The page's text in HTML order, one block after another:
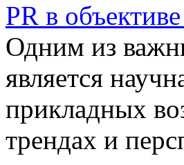
PR в
Одним из
является
прикладных
трендах и